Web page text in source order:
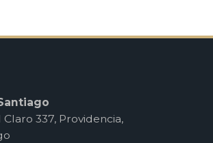
337, Providencia,